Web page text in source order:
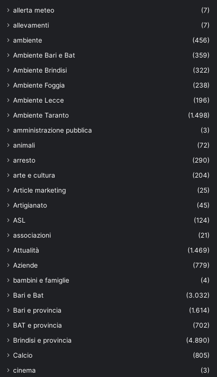
allerta meteo
(7)
allevamenti
(7)
ambiente
(456)
Ambiente Bari e Bat
(359)
Ambiente Brindisi
(322)
Ambiente Foggia
(238)
Ambiente Lecce
(196)
Ambiente Taranto
(1.498)
amministrazione pubblica
(3)
animali
(72)
arresto
(290)
arte e cultura
(204)
Article marketing
(25)
Artigianato
(45)
ASL
(124)
associazioni
(21)
Attualità
(1.469)
Aziende
(779)
bambini e famiglie
(4)
Bari e Bat
(3.032)
Bari e provincia
(1.614)
BAT e provincia
(702)
Brindisi e provincia
(4.890)
Calcio
(805)
cinema
(3)